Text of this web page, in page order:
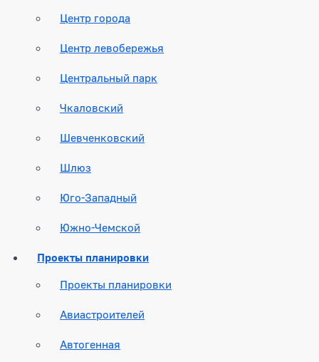
Центр города
Центр левобережья
Центральный парк
Чкаловский
Шевченковский
Шлюз
Юго-Западный
Южно-Чемской
Проекты планировки
Проекты планировки
Авиастроителей
Автогенная